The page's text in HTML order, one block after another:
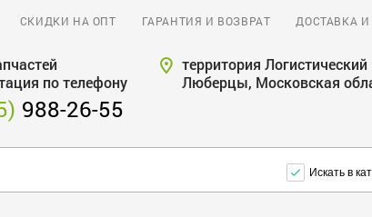
СКИДКИ НА ОПТ ГАРАНТИЯ И ВОЗВРАТ ДОСТАВКА
по телефону
988-26-55
территория Логистический
Люберцы, Московская
Искать в